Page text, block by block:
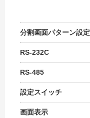
分割画面パターン設定
RS-232C
RS-485
設定スイッチ
画面表示